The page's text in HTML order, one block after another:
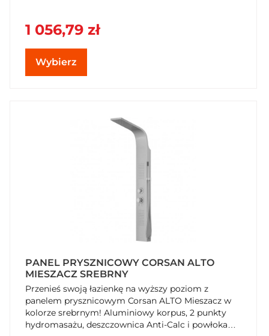
1 056,79 zł
Wybierz
PANEL PRYSZNICOWY CORSAN ALTO
MIESZACZ SREBRNY
Przenieś swoją łazienkę na wyższy poziom z
panelem prysznicowym Corsan ALTO Mieszacz w
kolorze srebrnym! Aluminiowy korpus, 2 punkty
hydromasażu, deszczownica Anti-Calc i powłoka